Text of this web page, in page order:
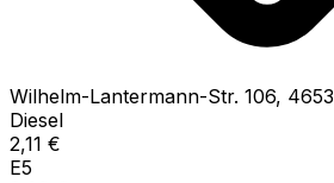
Wilhelm-Lantermann-Str. 106,
Diesel
2,11 €
E5